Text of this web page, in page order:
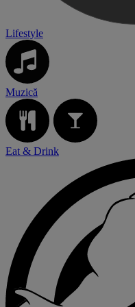
Lifestyle
Muzică
Eat & Drink